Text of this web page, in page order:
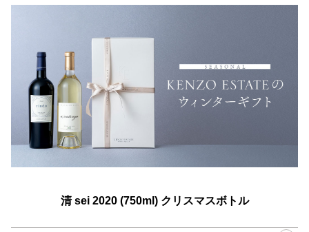
清 sei 2020 (750ml) クリスマスボトル